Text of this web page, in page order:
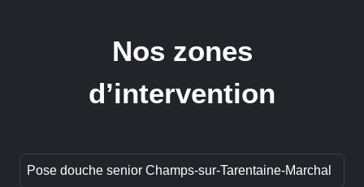
Nos zones
d’intervention
Pose douche senior Champs-sur-Tarentaine-Marchal